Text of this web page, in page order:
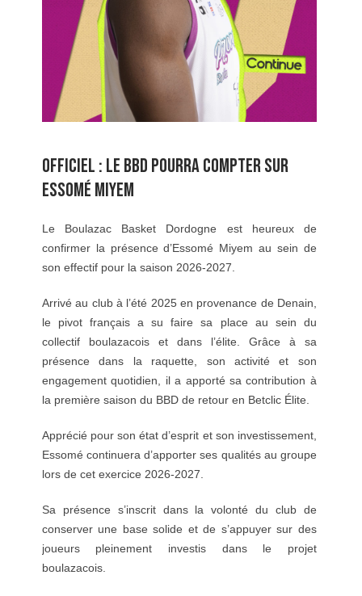
OFFICIEL : LE BBD POURRA COMPTER SUR
ESSOMÉ MIYEM
Le Boulazac Basket Dordogne est heureux de
confirmer la présence d’Essomé Miyem au sein de
son effectif pour la saison 2026-2027.
Arrivé au club à l’été 2025 en provenance de Denain,
le pivot français a su faire sa place au sein du
collectif boulazacois et dans l’élite. Grâce à sa
présence dans la raquette, son activité et son
engagement quotidien, il a apporté sa contribution à
la première saison du BBD de retour en Betclic Élite.
Apprécié pour son état d’esprit et son investissement,
Essomé continuera d’apporter ses qualités au groupe
lors de cet exercice 2026-2027.
Sa présence s’inscrit dans la volonté du club de
conserver une base solide et de s’appuyer sur des
joueurs pleinement investis dans le projet
boulazacois.